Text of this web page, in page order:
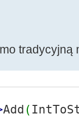
tradycyjną
Add (